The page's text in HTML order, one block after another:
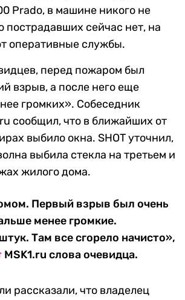
Prado, в машине никого не
пострадавших сейчас нет, на
оперативные службы.
перед пожаром был
взрыв, а после него еще
громких». Собеседник
сообщил, что в ближайших от
выбило окна. SHOT уточнил,
выбила стекла на третьем и
жилого дома.
Первый взрыв был очень
менее громкие.
Там все сгорело начисто»,
MSK1.ru слова очевидца.
рассказали, что владелец